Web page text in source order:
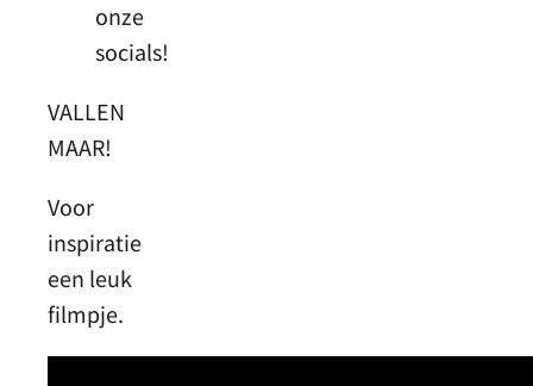
onze
socials!
VALLEN
MAAR!
Voor
inspiratie
een leuk
filmpje.